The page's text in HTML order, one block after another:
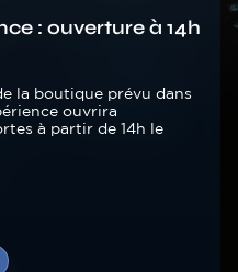
: ouverture à 14h
la boutique prévu dans
ouvrira
à partir de 14h le